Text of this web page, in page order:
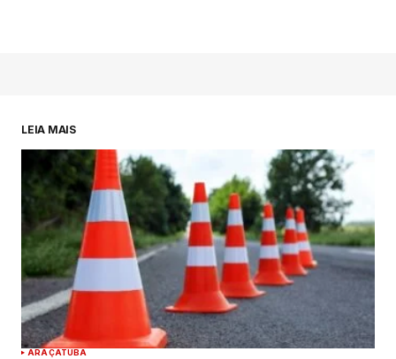
LEIA MAIS
ARAÇATUBA